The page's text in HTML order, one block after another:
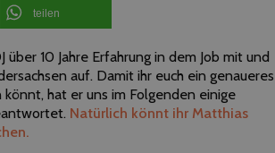
teilen
über 10 Jahre Erfahrung in dem Job mit und
auf. Damit ihr euch ein genaueres
könnt, hat er uns im Folgenden einige
Natürlich könnt ihr Matthias